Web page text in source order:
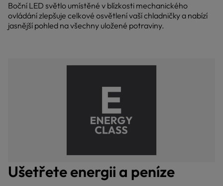
Boční LED světlo umístěné v blízkosti mechanického
ovládání zlepšuje celkové osvětlení vaší chladničky a nabízí
jasnější pohled na všechny uložené potraviny.
Ušetřete energii a peníze